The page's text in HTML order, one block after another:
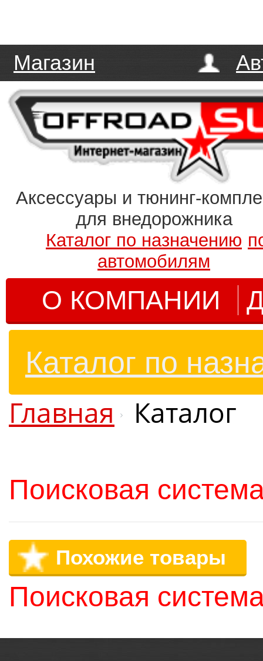
Магазин
Аксессуары и тюнинг-
для внедорожника
Каталог по назначению
автомобилям
О КОМПАНИИ
Каталог по
Главная Каталог
Поисковая
Похожие товары
Поисковая